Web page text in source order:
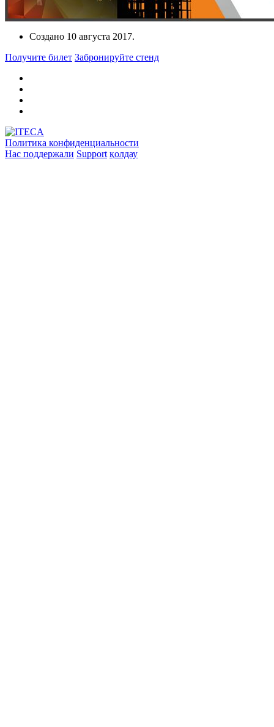
Создано 10 августа 2017.
Получите билет Забронируйте стенд
Политика конфиденциальности
Нас поддержали Support қолдау